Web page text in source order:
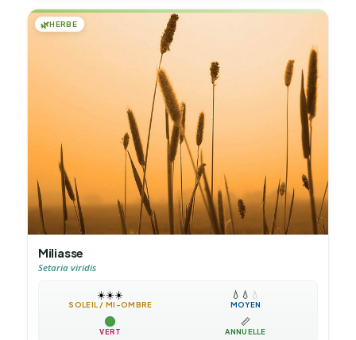
🌿HERBE
Miliasse
Setaria viridis
☀️☀️☀️
SOLEIL / MI-OMBRE
💧 💧 💧
MOYEN
VERT
📏
ANNUELLE